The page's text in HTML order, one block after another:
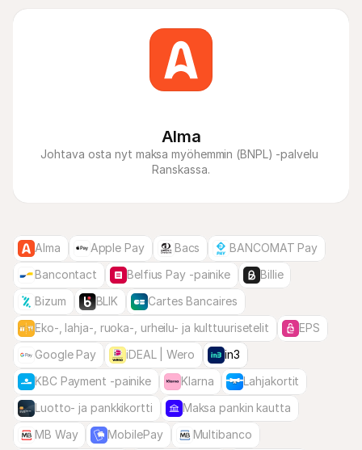
Alma
Johtava osta nyt maksa myöhemmin (BNPL) -palvelu
Ranskassa.
Alma Apple Pay Bacs
BANCOMAT Pay
Bancontact
Belfius Pay -painike
Billie
Bizum
BLIK
Cartes Bancaires
Eko-, lahja-, ruoka-, urheilu- ja kulttuurisetelit
EPS
Google Pay
iDEAL | Wero
in3
KBC Payment -painike
Klarna
Lahjakortit
Luotto- ja pankkikortti
Maksa pankin kautta
MB Way
MobilePay
Multibanco